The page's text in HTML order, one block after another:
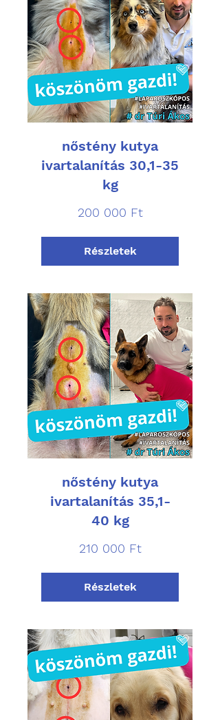
nőstény kutya
ivartalanítás 30,1-35
kg
200 000 Ft
Részletek
nőstény kutya
ivartalanítás 35,1-
40 kg
210 000 Ft
Részletek